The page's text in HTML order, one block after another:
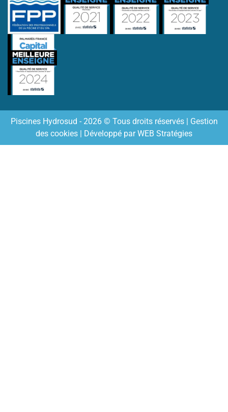
Piscines Hydrosud - 2026 © Tous droits réservés | Gestion
des cookies | Développé parWEB Stratégies